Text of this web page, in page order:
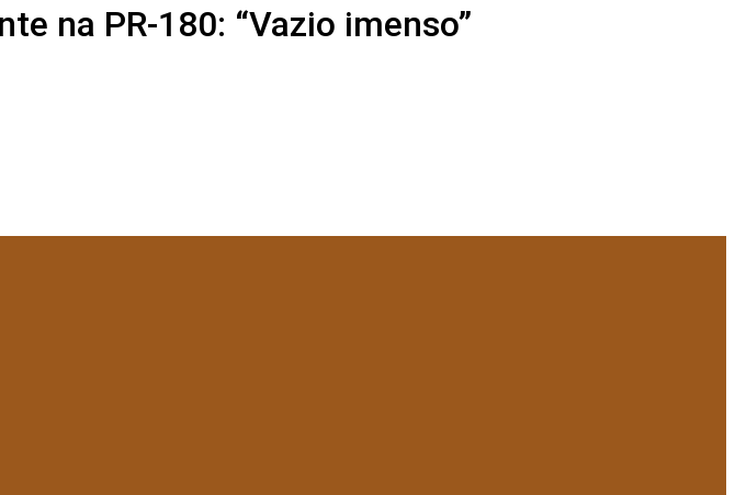
na PR-180: “Vazio imenso”